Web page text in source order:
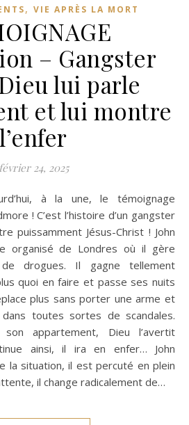
, VIE APRÈS LA MORT
– Gangster
lui parle
et lui montre
l’enfer
février 24, 2025
! C’est l’histoire d’un gangster
puissamment Jésus-Christ ! John
organisé de Londres où il gère
de drogues. Il gagne tellement
quoi en faire et passe ses nuits
plus sans porter une arme et
toutes sortes de scandales.
appartement, Dieu l’avertit
ainsi, il ira en enfer… John
la situation, il est percuté en plein
il change radicalement de…